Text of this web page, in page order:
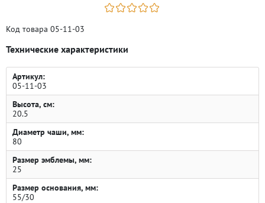
Код товара 05-11-03
Технические характеристики
Артикул:
05-11-03
Высота, см:
20.5
Диаметр чаши, мм:
80
Размер эмблемы, мм:
25
Размер основания, мм:
55/30